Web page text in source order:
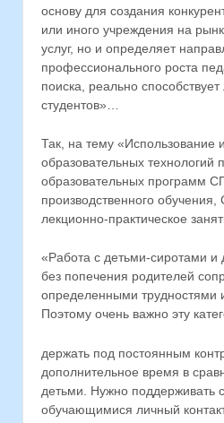
основу для создания
или иного учреждения на
услуг, но и определяет
профессионального роста
поиска, реально
студентов»…
Так, на тему «Использование
образовательных технологий
образовательных программ
производственного
лекционно-практическое
«Работа с детьми-сиротами и
без попечения родителей
определенными трудностями
Поэтому очень важно эту
держать под постоянным
дополнительное время в
детьми. Нужно поддерживать
обучающимися личный